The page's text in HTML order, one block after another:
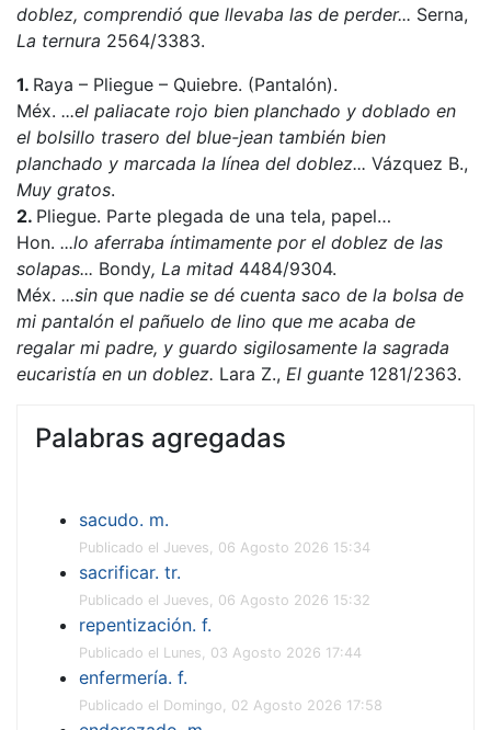
doblez, comprendió que llevaba las de perder... Serna,
La ternura 2564/3383.
1. Raya – Pliegue – Quiebre. (Pantalón).
Méx. ...el paliacate rojo bien planchado y doblado en
el bolsillo trasero del blue-jean también bien
planchado y marcada la línea del doblez... Vázquez B.,
Muy gratos.
2. Pliegue. Parte plegada de una tela, papel…
Hon. ...lo aferraba íntimamente por el doblez de las
solapas... Bondy, La mitad 4484/9304.
Méx. ...sin que nadie se dé cuenta saco de la bolsa de
mi pantalón el pañuelo de lino que me acaba de
regalar mi padre, y guardo sigilosamente la sagrada
eucaristía en un doblez. Lara Z., El guante 1281/2363.
Palabras agregadas
sacudo. m.
Publicado el Jueves, 06 Agosto 2026 15:34
sacrificar. tr.
Publicado el Jueves, 06 Agosto 2026 15:32
repentización. f.
Publicado el Lunes, 03 Agosto 2026 17:44
enfermería. f.
Publicado el Domingo, 02 Agosto 2026 17:58